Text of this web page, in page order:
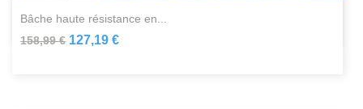
bâche haute résistance en...
158,99 € 127,19 €